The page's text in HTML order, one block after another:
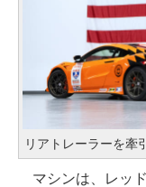
リアトレーラーを牽
マシンは、レッド